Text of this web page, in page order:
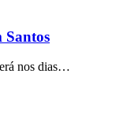
Santos
nos dias…